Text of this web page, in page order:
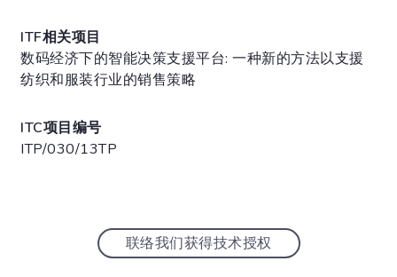
ITF相关项目
数码经济下的智能决策支援平台: 一种新的方法以支援
纺织和服装行业的销售策略
ITC项目编号
ITP/030/13TP
联络我们获得技术授权